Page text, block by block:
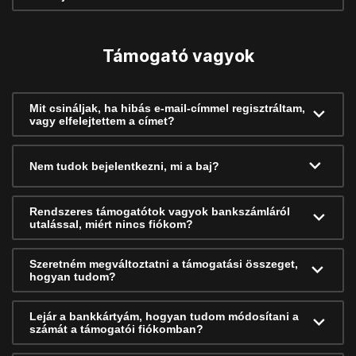
Támogató vagyok
Mit csináljak, ha hibás e-mail-címmel regisztráltam,
vagy elfelejtettem a címet?
Nem tudok bejelentkezni, mi a baj?
Rendszeres támogatótok vagyok bankszámláról
utalással, miért nincs fiókom?
Szeretném megváltoztatni a támogatási összeget,
hogyan tudom?
Lejár a bankkártyám, hogyan tudom módosítani a
számát a támogatói fiókomban?